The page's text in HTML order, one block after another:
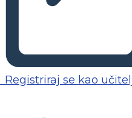
Registriraj se kao